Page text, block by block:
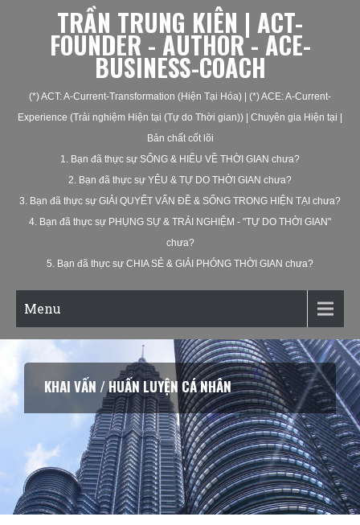
TRẦN TRUNG KIÊN | ACT-
FOUNDER - AUTHOR - ACE-
BUSINESS-COACH
(*) ACT: A-Current-Transformation (Hiện Tại Hóa) | (*) ACE: A-Current-
Experience (Trải nghiệm Hiện tại (Tự do Thời gian)) | Chuyên gia Hiện tại |
Bản chất cốt lõi
1. Bạn đã thực sự SỐNG & HIỂU VỀ THỜI GIAN chưa?
2. Bạn đã thực sự YÊU & TỰ DO THỜI GIAN chưa?
3. Bạn đã thực sự GIẢI QUYẾT VẤN ĐỀ & SỐNG TRONG HIỆN TẠI chưa?
4. Bạn đã thực sự PHỤNG SỰ & TRẢI NGHIỆM - "TỰ DO THỜI GIAN"
chưa?
5. Bạn đã thực sự CHIA SẺ & GIẢI PHÓNG THỜI GIAN chưa?
Menu
KHAI VẤN / HUẤN LUYỆN CÁ NHÂN